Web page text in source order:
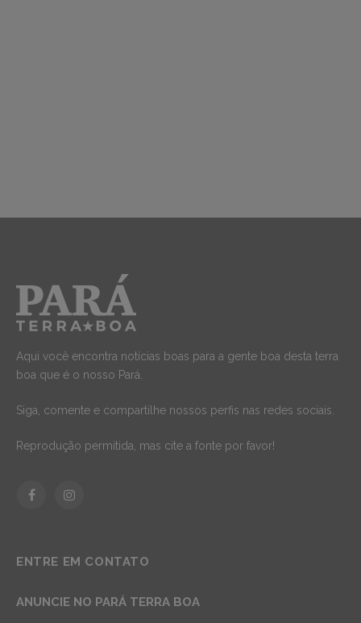
Aqui você encontra notícias boas para a gente boa desta terra
boa que é o nosso Pará.
Siga, comente e compartilhe nossos perfis nas redes sociais.
Reprodução permitida, mas cite a fonte por favor!
FacebookInstagram
ENTRE EM CONTATO
ANUNCIE NO PARÁ TERRA BOA